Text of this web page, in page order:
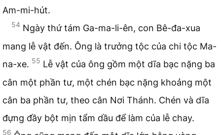
Am-mi-hút.
54 Ngày thứ tám Ga-ma-li-ên, con Bê-đa-xua
mang lễ vật đến. Ông là trưởng tộc của chi tộc Ma-
na-xe. 55 Lễ vật của ông gồm một dĩa bạc nặng ba
cân một phần tư, một chén bạc nặng khoảng một
cân ba phần tư, theo cân Nơi Thánh. Chén và dĩa
đựng đầy bột mịn tẩm dầu để làm của lễ chay.
56